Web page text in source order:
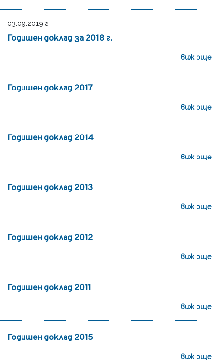
03.09.2019 г.
Годишен доклад за 2018 г.
виж още
Годишен доклад 2017
виж още
Годишен доклад 2014
виж още
Годишен доклад 2013
виж още
Годишен доклад 2012
виж още
Годишен доклад 2011
виж още
Годишен доклад 2015
виж още